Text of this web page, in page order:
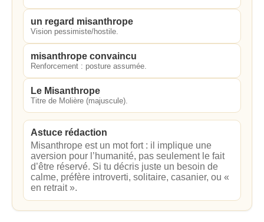
un regard misanthrope
Vision pessimiste/hostile.
misanthrope convaincu
Renforcement : posture assumée.
Le Misanthrope
Titre de Molière (majuscule).
Astuce rédaction
Misanthrope est un mot fort : il implique une
aversion pour l’humanité, pas seulement le fait
d’être réservé. Si tu décris juste un besoin de
calme, préfère introverti, solitaire, casanier, ou «
en retrait ».